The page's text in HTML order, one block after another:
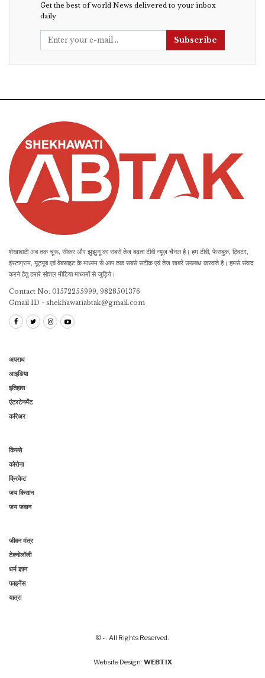
Get the best of world News delivered to your inbox
daily
Subscribe
शेखावाटी अब तक चूरू, सीकर और झुंझुनू का सबसे तेज बढ़ता टीवी न्यूज़ चैनल है। हम टीवी, फेसबुक, ट्विटर,
इंस्टाग्राम, यूट्यूब एवं वेबसाइट के माध्यम से आप तक सबसे सटीक एवं तेज खबरें उपलब्ध करवाते है। हमसे संवाद
करने हेतु हमारे सोशल मीडिया माध्यमों से जुड़िये।
Contact No. 01572255999, 9828501376
Gmail ID - shekhawatiabtak@gmail.com
अपराध
आइडिया
इतिहास
एंटरटेनमेंट
करिअर
किस्से
कोरोना
क्रिकेट
जय किसान
जय जवान
जीवन मंत्र
टेक्नोलॉजी
धर्म ज्ञान
फाइनेंस
यात्रा
© - . All Rights Reserved.
Website Design: WEBTIX